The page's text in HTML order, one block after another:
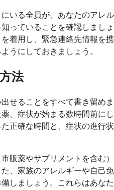
いる全員が、あなたのアレル
っていることを確認しましょ
着用し、緊急連絡先情報を携
うにしておきましょう。
法
せることをすべて書き留めま
、症状が始まる数時間前にし
正確な時間と、症状の進行状
販薬やサプリメントを含む）
、家族のアレルギーや自己免
しましょう。これらはあなた